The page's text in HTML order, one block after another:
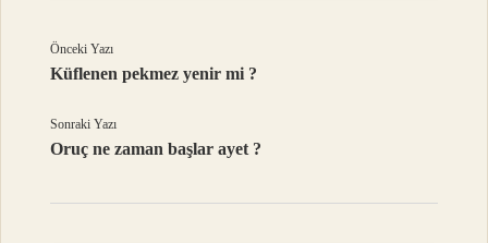
Önceki Yazı
Küflenen pekmez yenir mi ?
Sonraki Yazı
Oruç ne zaman başlar ayet ?